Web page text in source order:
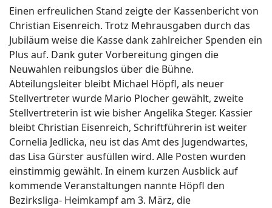
Einen erfreulichen Stand zeigte der Kassenbericht von
Christian Eisenreich. Trotz Mehrausgaben durch das
Jubiläum weise die Kasse dank zahlreicher Spenden ein
Plus auf. Dank guter Vorbereitung gingen die
Neuwahlen reibungslos über die Bühne.
Abteilungsleiter bleibt Michael Höpfl, als neuer
Stellvertreter wurde Mario Plocher gewählt, zweite
Stellvertreterin ist wie bisher Angelika Steger. Kassier
bleibt Christian Eisenreich, Schriftführerin ist weiter
Cornelia Jedlicka, neu ist das Amt des Jugendwartes,
das Lisa Gürster ausfüllen wird. Alle Posten wurden
einstimmig gewählt. In einem kurzen Ausblick auf
kommende Veranstaltungen nannte Höpfl den
Bezirksliga- Heimkampf am 3. März, die